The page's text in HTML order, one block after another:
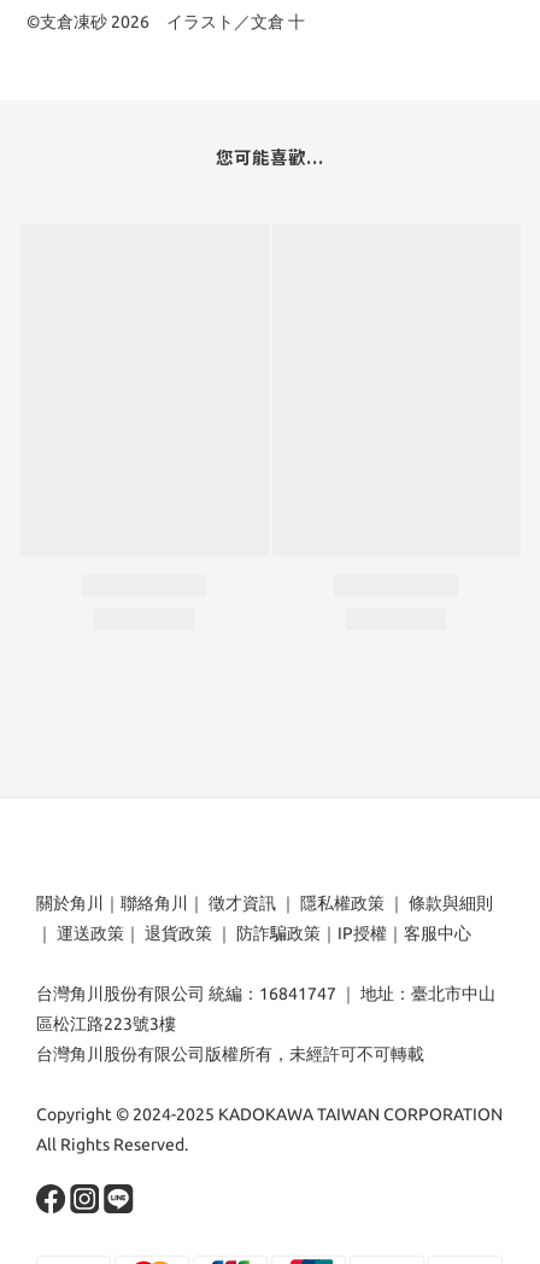
©支倉凍砂 2026 イラスト／文倉 十
您可能喜歡...
關於角川 ｜ 聯絡角川 ｜ 徵才資訊 ｜ 隱私權政策 ｜ 條款與細則
｜ 運送政策 ｜ 退貨政策 ｜ 防詐騙政策 ｜ IP授權 ｜ 客服中心
台灣角川股份有限公司 統編：16841747 ｜ 地址：臺北市中山
區松江路223號3樓
台灣角川股份有限公司版權所有，未經許可不可轉載
Copyright © 2024-2025 KADOKAWA TAIWAN CORPORATION
All Rights Reserved.